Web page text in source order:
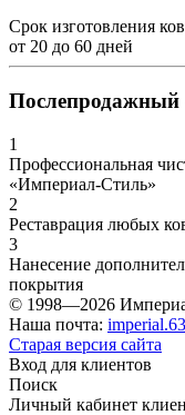
Срок изготовления
от 20 до 60 дней
Послепродажный
1
Профессиональная
«Империал-Стиль»
2
Реставрация любых
3
Нанесение
покрытия
© 1998—2026
Наша почта:
Старая версия сайта
Вход для клиентов
Поиск
Личный кабинет